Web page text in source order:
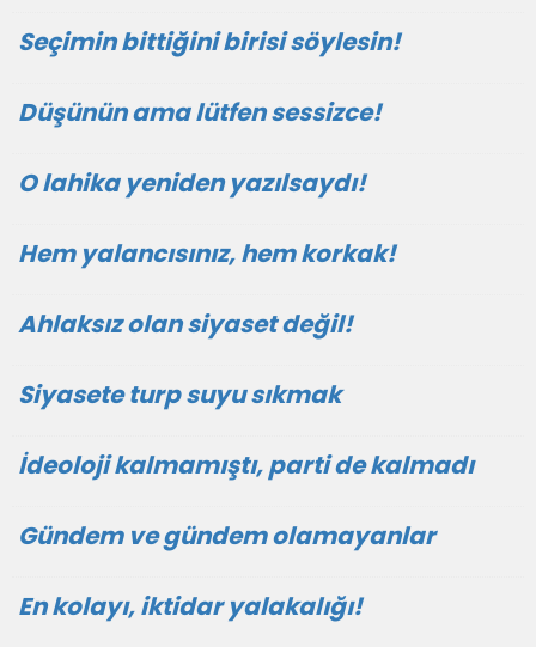
Seçimin bittiğini birisi söylesin!
Düşünün ama lütfen sessizce!
O lahika yeniden yazılsaydı!
Hem yalancısınız, hem korkak!
Ahlaksız olan siyaset değil!
Siyasete turp suyu sıkmak
İdeoloji kalmamıştı, parti de kalmadı
Gündem ve gündem olamayanlar
En kolayı, iktidar yalakalığı!